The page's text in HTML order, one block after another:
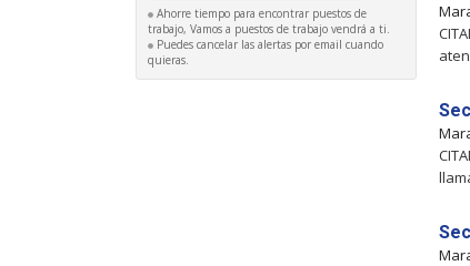
Ahorre tiempo para encontrar puestos de
trabajo, Vamos a puestos de trabajo vendrá a ti.
Puedes cancelar las alertas por email cuando
quieras.